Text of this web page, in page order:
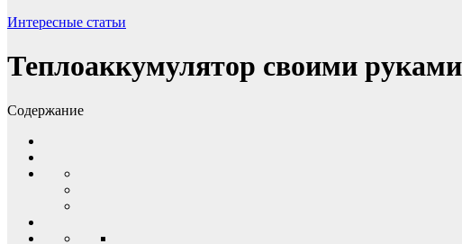
Интересные статьи
Теплоаккумулятор своими
Содержание